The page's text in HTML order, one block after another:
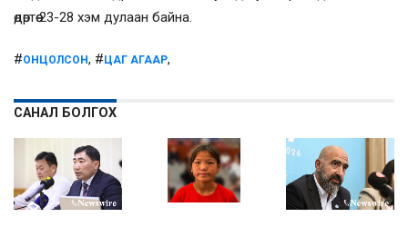
өдөртөө 23-28 хэм дулаан байна.
#ОНЦОЛСОН, #ЦАГ АГААР,
САНАЛ БОЛГОХ